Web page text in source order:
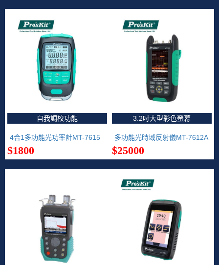
自我調校功能
4合1多功能光功率計MT-7615
$1800
3.2吋大型彩色螢幕
多功能光時域反射儀MT-7612A
$25000